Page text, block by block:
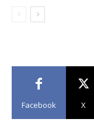
Facebook X